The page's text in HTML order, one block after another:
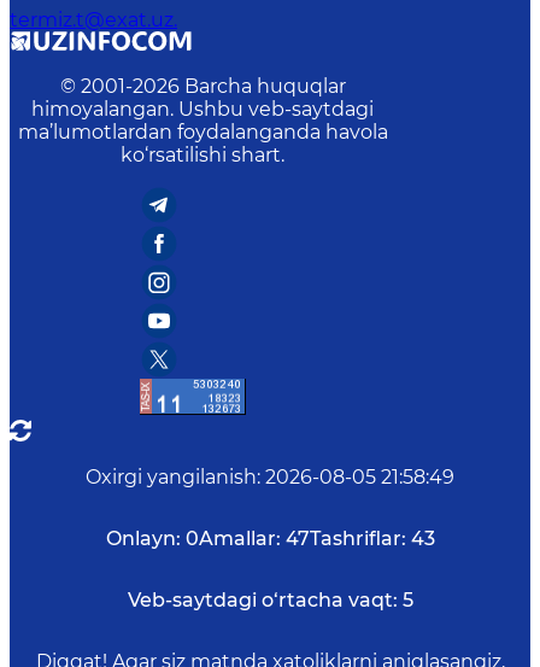
termiz.t@exat.uz.
© 2001-2026 Barcha huquqlar
himoyalangan. Ushbu veb-saytdagi
ma’lumotlardan foydalanganda havola
ko‘rsatilishi shart.
Oxirgi yangilanish: 2026-08-05 21:58:49
Onlayn: 0Amallar: 47Tashriflar: 43
Veb-saytdagi o‘rtacha vaqt: 5
Diqqat! Agar siz matnda xatoliklarni aniqlasangiz,